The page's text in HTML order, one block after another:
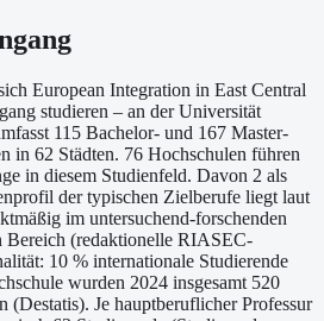
European Integration in East Central
studieren – an der Universität
115 Bachelor- und 167 Master-
in 62 Städten. 76 Hochschulen führen
in diesem Studienfeld. Davon 2 als
der typischen Zielberufe liegt laut
im untersuchend-forschenden
Bereich (redaktionelle RIASEC-
10 % internationale Studierende
wurden 2024 insgesamt 520
(Destatis). Je hauptberuflicher Professur